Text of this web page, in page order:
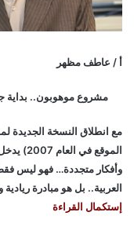
أ / عاطف مظهر
مشروع موهوبون.. بداية
مع انطلاق النسخة الجديدة
الموقع
وأفكار متجددة… فهو ليس فقط
العربية.. بل هو مبادرة
إستكمال القراءة